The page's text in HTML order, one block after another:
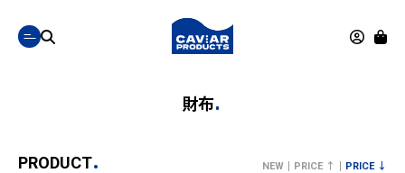
財布
PRODUCT NEW PRICE ↑ PRICE ↓